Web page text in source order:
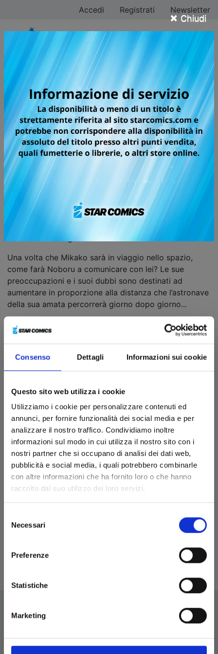
Consenso Dettagli Informazioni sui cookie
Questo sito web utilizza i cookie
Utilizziamo i cookie per personalizzare contenuti ed
annunci, per fornire funzionalità dei social media e per
analizzare il nostro traffico. Condividiamo inoltre
informazioni sul modo in cui utilizza il nostro sito con i
nostri partner che si occupano di analisi dei dati web,
pubblicità e social media, i quali potrebbero combinarle
con altre informazioni che ha fornito loro o che hanno
raccolto dal suo utilizzo dei loro servizi.
delNecessari
Preferenze
Statistiche
Marketing
× Chiudi
Accedi Registrati Newsletter
LA VOCE DELLE
STELLE
Volumi totali: 1 — Volumi pubblicati: 1
UN AMORE GRANDE E PROFONDO
QUANTO LO SPAZIO
Noboru è da sempre innamorato della compagna
Mikako e, terminate le scuole medie, sogna di poter
frequentare insieme a lei le superiori. Ben presto, però,
scopre che la ragazza è stata selezionata per una
missione spaziale ai confini della galassia per svolgere
delle ricerche sugli alieni...
Una volta che Mikako sarà in viaggio nello spazio,
come farà Noboru a comunicare con lei? Le sue
preoccupazioni e i suoi dubbi sono destinati ad
aumentare in proporzione alla distanza che l’astronave
della sua amata percorrerà giorno dopo giorno...
Tutti i fumetti